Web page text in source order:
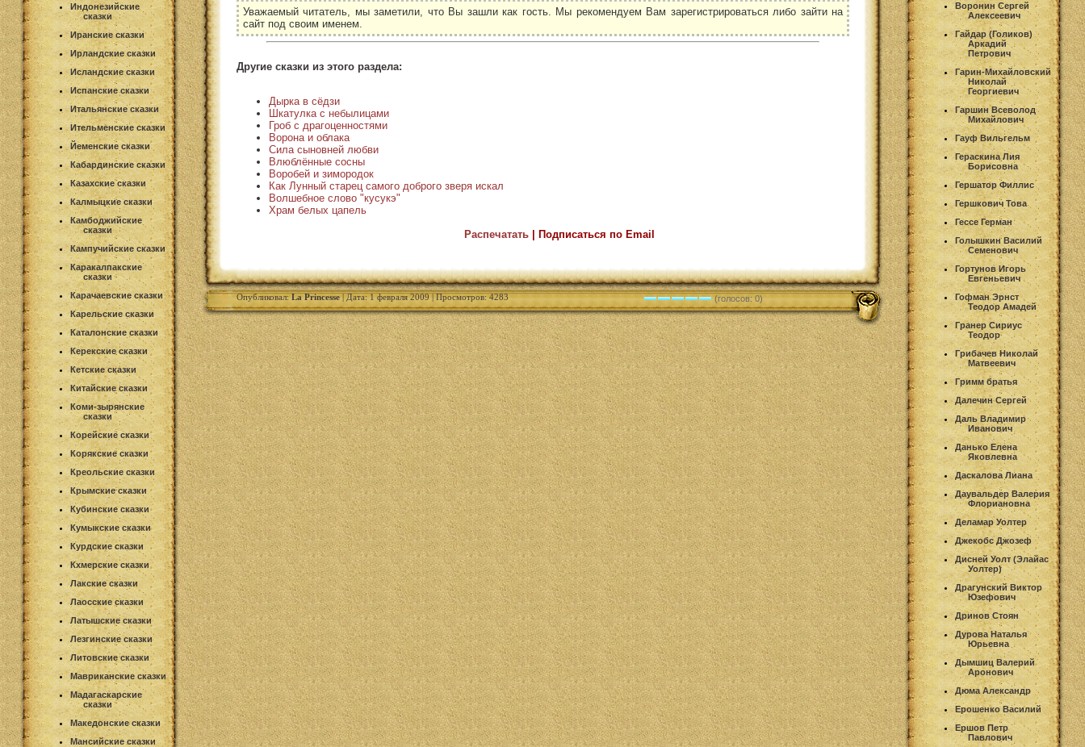
Индонезийские
сказки
Иранские сказки
Ирландские сказки
Исландские сказки
Испанские сказки
Итальянские сказки
Ительменские сказки
Йеменские сказки
Кабардинские сказки
Казахские сказки
Калмыцкие сказки
Камбоджийские
сказки
Кампучийские сказки
Каракалпакские
сказки
Карачаевские сказки
Карельские сказки
Каталонские сказки
Керекские сказки
Кетские сказки
Китайские сказки
Коми-зырянские
сказки
Корейские сказки
Корякские сказки
Креольские сказки
Крымские сказки
Кубинские сказки
Кумыкские сказки
Курдские сказки
Кхмерские сказки
Лакские сказки
Лаосские сказки
Латышские сказки
Лезгинские сказки
Литовские сказки
Мавриканские сказки
Мадагаскарские
сказки
Македонские сказки
Мансийские сказки
Уважаемый читатель, мы заметили, что Вы зашли как гость. Мы рекомендуем Вам зарегистрироваться либо зайти на
сайт под своим именем.
Другие сказки из этого раздела:
Дырка в сёдзи
Шкатулка с небылицами
Гроб с драгоценностями
Ворона и облака
Сила сыновней любви
Влюблённые сосны
Воробей и зимородок
Как Лунный старец самого доброго зверя искал
Волшебное слово "кусукэ"
Храм белых цапель
Распечатать| Подписаться по Email
Опубликовал:La Princesse| Дата: 1 февраля 2009 | Просмотров: 4283 (голосов: 0)
Воронин Сергей
Алексеевич
Гайдар (Голиков)
Аркадий
Петрович
Гарин-Михайловский
Николай
Георгиевич
Гаршин Всеволод
Михайлович
Гауф Вильгельм
Гераскина Лия
Борисовна
Гершатор Филлис
Гершкович Това
Гессе Герман
Голышкин Василий
Семенович
Гортунов Игорь
Евгеньевич
Гофман Эрнст
Теодор Амадей
Гранер Сириус
Теодор
Грибачев Николай
Матвеевич
Гримм братья
Далечин Сергей
Даль Владимир
Иванович
Данько Елена
Яковлевна
Даскалова Лиана
Даувальдер Валерия
Флориановна
Деламар Уолтер
Джекобс Джозеф
Дисней Уолт (Элайас
Уолтер)
Драгунский Виктор
Юзефович
Дринов Стоян
Дурова Наталья
Юрьевна
Дымшиц Валерий
Аронович
Дюма Александр
Ерошенко Василий
Ершов Петр
Павлович